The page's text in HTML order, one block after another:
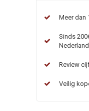
Meer dan
Sinds
Nederland
Review
Veilig